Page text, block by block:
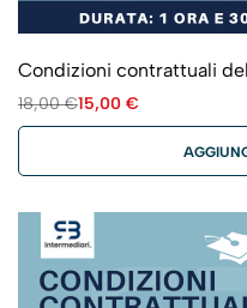
Condizioni contrattuali
18,00€15,00 €